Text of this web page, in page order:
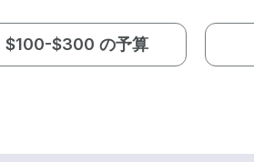
$100-$300 の予算